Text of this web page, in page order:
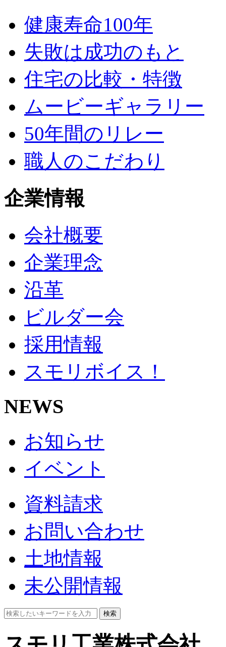
健康寿命100年
失敗は成功のもと
住宅の比較・特徴
ムービーギャラリー
50年間のリレー
職人のこだわり
企業情報
会社概要
企業理念
沿革
ビルダー会
採用情報
スモリボイス！
NEWS
お知らせ
イベント
資料請求
お問い合わせ
土地情報
未公開情報
検索